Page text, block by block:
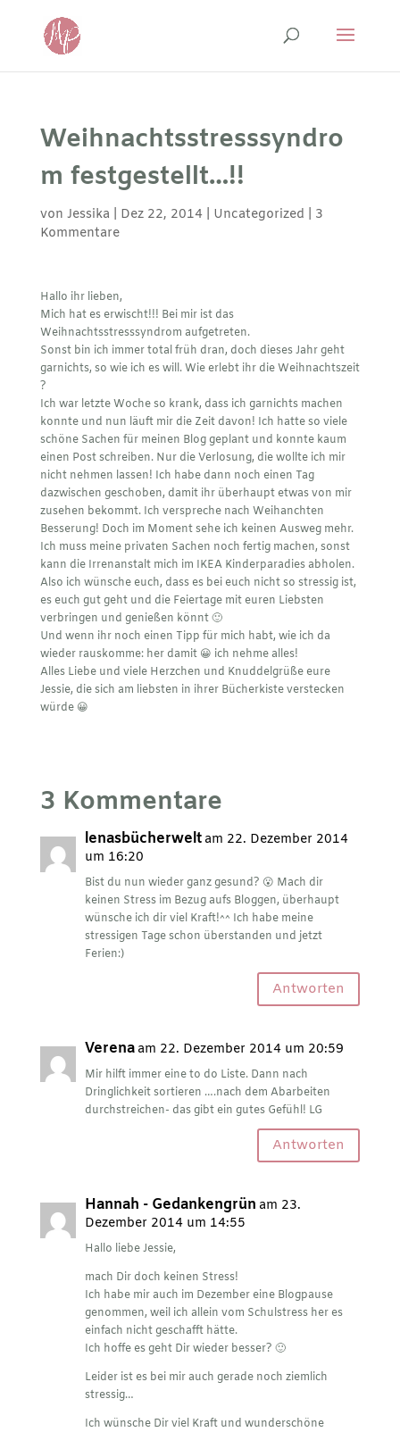
Weihnachtsstresssyndro
m festgestellt…!!
von Jessika Dez 22, 2014| Uncategorized
3
Kommentare
Hallo ihr lieben,
Mich hat es erwischt!!! Bei mir ist das
Weihnachtsstresssyndrom aufgetreten.
Sonst bin ich immer total früh dran, doch dieses Jahr geht
garnichts, so wie ich es will. Wie erlebt ihr die Weihnachtszeit
?
Ich war letzte Woche so krank, dass ich garnichts machen
konnte und nun läuft mir die Zeit davon! Ich hatte so viele
schöne Sachen für meinen Blog geplant und konnte kaum
einen Post schreiben. Nur die Verlosung, die wollte ich mir
nicht nehmen lassen! Ich habe dann noch einen Tag
dazwischen geschoben, damit ihr überhaupt etwas von mir
zusehen bekommt. Ich verspreche nach Weihanchten
Besserung! Doch im Moment sehe ich keinen Ausweg mehr.
Ich muss meine privaten Sachen noch fertig machen, sonst
kann die Irrenanstalt mich im IKEA Kinderparadies abholen.
Also ich wünsche euch, dass es bei euch nicht so stressig ist,
es euch gut geht und die Feiertage mit euren Liebsten
verbringen und genießen könnt 🙂
Und wenn ihr noch einen Tipp für mich habt, wie ich da
wieder rauskomme: her damit 😀 ich nehme alles!
Alles Liebe und viele Herzchen und Knuddelgrüße eure
Jessie, die sich am liebsten in ihrer Bücherkiste verstecken
würde 😀
3 Kommentare
lenasbücherwelt am 22. Dezember 2014
um 16:20
Bist du nun wieder ganz gesund? 😮 Mach dir
keinen Stress im Bezug aufs Bloggen, überhaupt
wünsche ich dir viel Kraft!^^ Ich habe meine
stressigen Tage schon überstanden und jetzt
Ferien:)
Antworten
Verena am 22. Dezember 2014 um 20:59
Mir hilft immer eine to do Liste. Dann nach
Dringlichkeit sortieren ….nach dem Abarbeiten
durchstreichen- das gibt ein gutes Gefühl! LG
Antworten
Hannah - Gedankengrün am 23.
Dezember 2014 um 14:55
Hallo liebe Jessie,
mach Dir doch keinen Stress!
Ich habe mir auch im Dezember eine Blogpause
genommen, weil ich allein vom Schulstress her es
einfach nicht geschafft hätte.
Ich hoffe es geht Dir wieder besser? 🙂
Leider ist es bei mir auch gerade noch ziemlich
stressig…
Ich wünsche Dir viel Kraft und wunderschöne